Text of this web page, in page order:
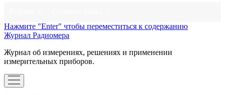
Нажмите "Enter" чтобы переместиться к содержанию
Журнал Радиомера
Журнал об измерениях, решениях и применении
измерительных приборов.
открыть
меню